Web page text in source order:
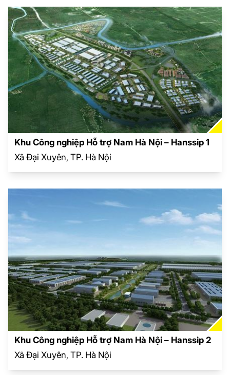
Khu Công nghiệp Hỗ trợ Nam Hà Nội – Hanssip 1
Xã Đại Xuyên, TP. Hà Nội
Khu Công nghiệp Hỗ trợ Nam Hà Nội – Hanssip 2
Xã Đại Xuyên, TP. Hà Nội